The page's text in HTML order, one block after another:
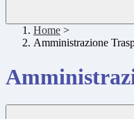
Home >
Amministrazione